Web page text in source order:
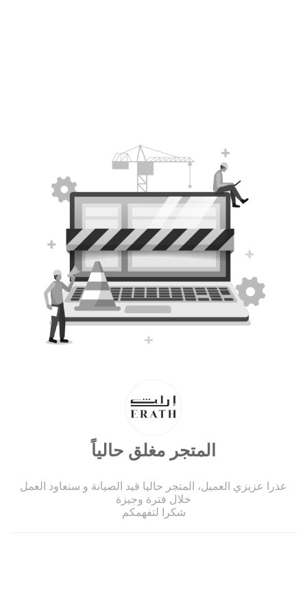
المتجر مغلق حالياً
عذرا عزيزي العميل، المتجر حاليا قيد الصيانة و سنعاود العمل
خلال فترة وجيزة
شكرا لتفهمكم